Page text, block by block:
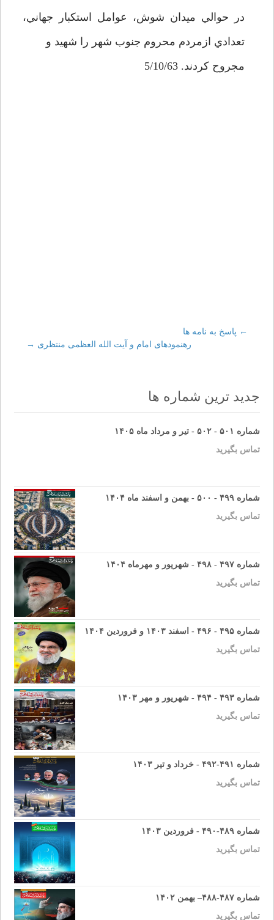
در حوالي ميدان شوش، عوامل استكبار جهاني،
تعدادي ازمردم محروم جنوب شهر را شهيد و
مجروح كردند. 5/10/63
Post
← پاسخ به نامه ها
رهنمودهای امام و آیت الله العظمی منتظری →
جدید ترین شماره ها
شماره ۵۰۱ - ۵۰۲ - تیر و مرداد ماه ۱۴۰۵
تماس بگیرید
شماره ۴۹۹ - ۵۰۰ - بهمن و اسفند ماه ۱۴۰۴
تماس بگیرید
شماره ۴۹۷ - ۴۹۸ - شهریور و مهرماه ۱۴۰۴
تماس بگیرید
شماره ۴۹۵ - ۴۹۶ - اسفند ۱۴۰۳ و فروردین ۱۴۰۴
تماس بگیرید
شماره ۴۹۳ - ۴۹۴ - شهریور و مهر ۱۴۰۳
تماس بگیرید
شماره ۴۹۱-۴۹۲ - خرداد و تیر ۱۴۰۳
تماس بگیرید
شماره ۴۸۹-۴۹۰ - فروردین ۱۴۰۳
تماس بگیرید
شماره ۴۸۷-۴۸۸– بهمن ۱۴۰۲
تماس بگیرید